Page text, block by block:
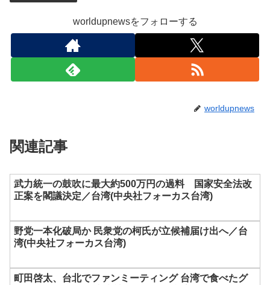
worldupnewsをフォローする
worldupnews
関連記事
武力統一の鼓吹に最大約500万円の過料 国家安全法改
正案を閣議決定／台湾(中央社フォーカス台湾)
野党一本化破局か 民衆党の柯氏が立候補届け出へ／台
湾(中央社フォーカス台湾)
町田啓太、台北でファンミーティング 台湾で食べたグ